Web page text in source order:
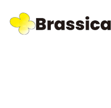
2026.07.31 さっぽろレインボ
2025.05.29【札幌営業所】札